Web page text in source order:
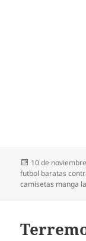
Publicado
el
10 de
futbol baratas
camisetas manga